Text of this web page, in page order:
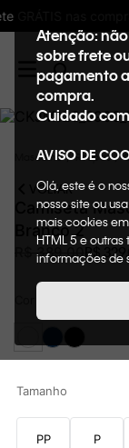
Atenção:
sobre frete
pagamento
compra.
Cuidado
AVISO DE
Olá, este é o
nosso site ou
mais cookies
HTML 5 e
informações de
de cookies,
suas funções. A
nosso Aviso de
fornecer a
loja virtual. Para
Cookies acesse
Masculino Roupas
VOLTAR
Camiseta
Branco 2
389 R$ 329
Tamanho
PP P